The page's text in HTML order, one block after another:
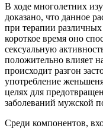
В ходе многолетних
доказано, что данное
при терапии
короткое время оно
сексуальную
положительно влияет
происходит разгон
употребление
целях для
заболеваний мужской
Среди компонентов,